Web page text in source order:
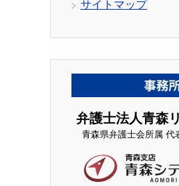
サイトマップ
弁護士法人青森
青森県弁護士会所属 代